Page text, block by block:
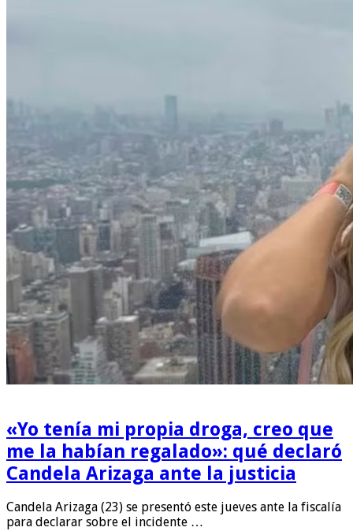
«Yo tenía mi propia droga, creo que
me la habían regalado»: qué declaró
Candela Arizaga ante la justicia
Candela Arizaga (23) se presentó este jueves ante la fiscalía
para declarar sobre el incidente …